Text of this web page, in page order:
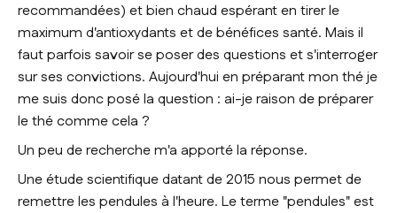
recommandées) et bien chaud espérant en tirer le
maximum d'antioxydants et de bénéfices santé. Mais il
faut parfois savoir se poser des questions et s'interroger
sur ses convictions. Aujourd'hui en préparant mon thé je
me suis donc posé la question : ai-je raison de préparer
le thé comme cela ?
Un peu de recherche m'a apporté la réponse.
Une étude scientifique datant de 2015 nous permet de
remettre les pendules à l'heure. Le terme "pendules" est